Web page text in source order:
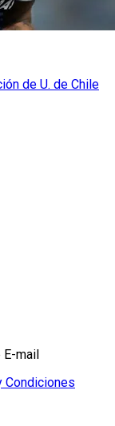
de U. de Chile
E-mail
Condiciones